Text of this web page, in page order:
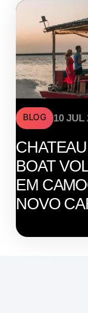
BLOG 10 JUL
BOAT
EM
NOVO